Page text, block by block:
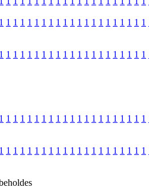
1 1 1 1 1 1 1 1 1 1 1 1 1 1 1 1 1 1 1 1 1
1 1 1 1 1 1 1 1 1 1 1 1 1 1 1 1 1 1 1 1 1
1 1 1 1 1 1 1 1 1 1 1 1 1 1 1 1 1 1 1 1 1
1 1 1 1 1 1 1 1 1 1 1 1 1 1 1 1 1 1 1 1 1